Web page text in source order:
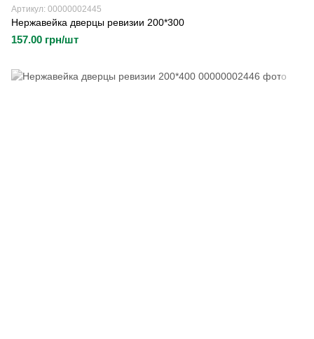
Артикул: 00000002445
Нержавейка дверцы ревизии 200*300
157.00 грн/шт